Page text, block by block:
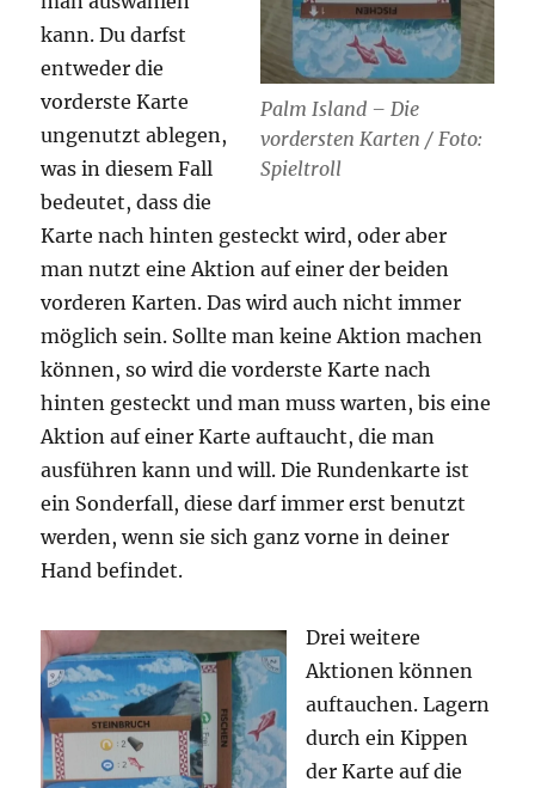
Palm Island – Die
vordersten Karten / Foto:
Spieltroll
kann. Du darfst
entweder die
vorderste Karte
ungenutzt ablegen,
was in diesem Fall
bedeutet, dass die
Karte nach hinten gesteckt wird, oder aber
man nutzt eine Aktion auf einer der beiden
vorderen Karten. Das wird auch nicht immer
möglich sein. Sollte man keine Aktion machen
können, so wird die vorderste Karte nach
hinten gesteckt und man muss warten, bis eine
Aktion auf einer Karte auftaucht, die man
ausführen kann und will. Die Rundenkarte ist
ein Sonderfall, diese darf immer erst benutzt
werden, wenn sie sich ganz vorne in deiner
Hand befindet.
Drei weitere
Aktionen können
auftauchen. Lagern
durch ein Kippen
der Karte auf die